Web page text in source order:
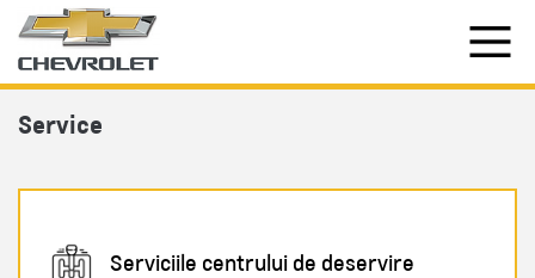
Service
Serviciile centrului de deservire